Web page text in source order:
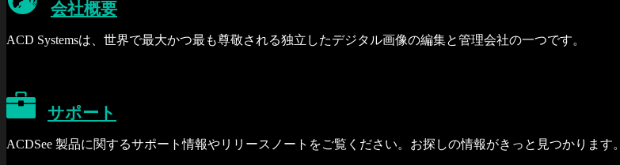
会社概要
ACD Systemsは、世界で最大かつ最も尊敬される独立したデジタル画像の編集と管理会社の一つです。
サポート
ACDSee 製品に関するサポート情報やリリースノートをご覧ください。お探しの情報がきっと見つかります。